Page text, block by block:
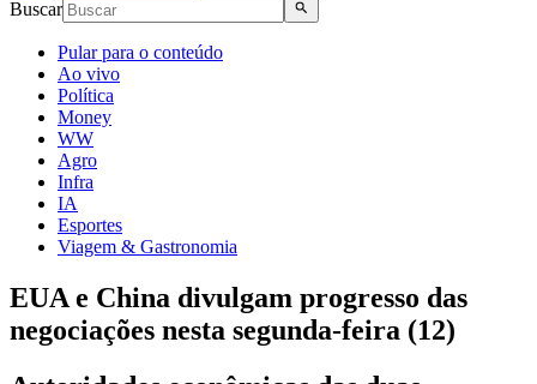
Buscar
Pular para o conteúdo
Ao vivo
Política
Money
WW
Agro
Infra
IA
Esportes
Viagem & Gastronomia
EUA e China divulgam progresso das
negociações nesta segunda-feira (12)